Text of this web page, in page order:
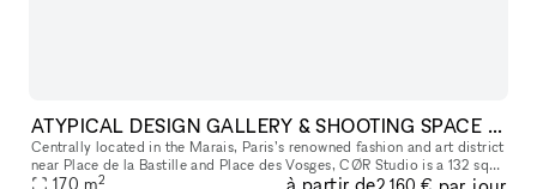
ATYPICAL DESIGN GALLERY & SHOOTING SPACE IN THE MARAIS
Centrally located in the Marais, Paris’s renowned fashion and art district
near Place de la Bastille and Place des Vosges, CØR Studio is a 132 sqm
gallery space with an additional 30 sqm basement. De
170 m2